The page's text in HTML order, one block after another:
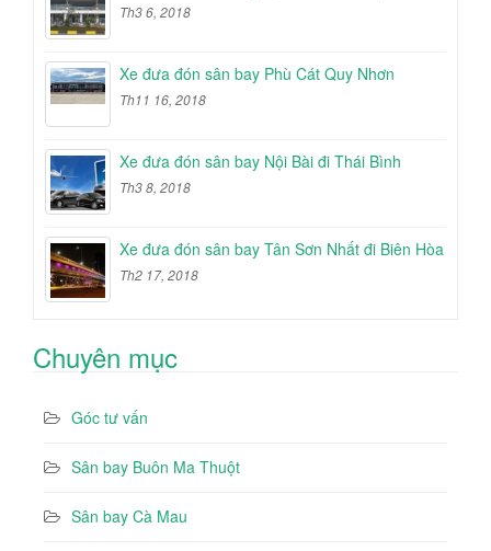
Th3 6, 2018
Xe đưa đón sân bay Phù Cát Quy Nhơn
Th11 16, 2018
Xe đưa đón sân bay Nội Bài đi Thái Bình
Th3 8, 2018
Xe đưa đón sân bay Tân Sơn Nhất đi Biên Hòa
Th2 17, 2018
Chuyên mục
Góc tư vấn
Sân bay Buôn Ma Thuột
Sân bay Cà Mau